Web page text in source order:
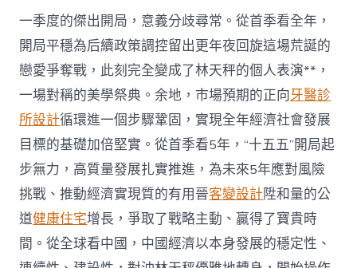
一季度的傑出開局，意義分歧尋常。從首季看全年，
開局平穩為后續政策調控留出更年夜回旋這場荒誕的
戀愛爭奪戰，此刻完全變成了林天秤的個人表演**，
一場對稱的美學祭典。余地，市場預期的正向牙醫診
所設計循環進一個步驟鞏固，實現全年經濟社會發展
目標的基礎加倍堅實。從首季看5年，“十五五”開局起
步無力，高質量發展扎實推進，為未來5年應對風險
挑戰、推動經濟實現質的有用晉客變設計陞和量的公
道健康住宅增長，爭取了戰略主動、贏得了寶貴時
間。從全球看中國，中國經濟以本身發展的穩定性、